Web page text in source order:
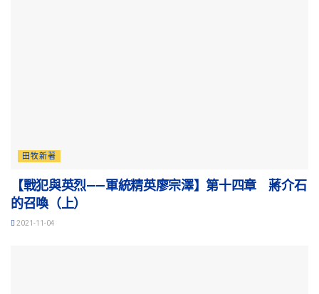
田牧新著
【戰犯與英烈——軍統精英廖宗澤】第十四章 蔣介石
的召喚（上）
2021-11-04